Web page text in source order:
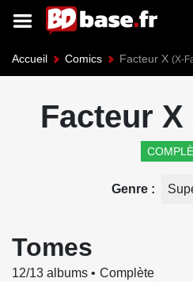
Accueil Comics Facteur X (X-
Facteur X
Genre
Tomes
12/13 albums
Complète